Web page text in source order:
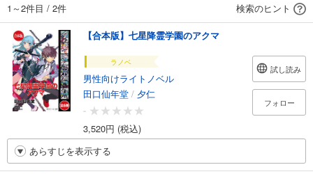
1～2件目 / 2件 検索のヒント
【合本版】七星降霊学園のアクマ
ラノベ
男性向けライトノベル
田口仙年堂 / 夕仁
-
3,520円 (税込)
試し読み
フォロー
あらすじを表示する